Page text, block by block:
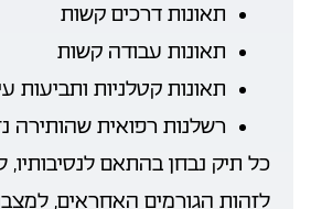
תאונות דרכים קשות
תאונות עבודה קשות
תאונות קטלניות ותביעות
רשלנות רפואית שהותירה
כל תיק נבחן בהתאם לנסיבותיו,
לזהות הגורמים האחראים,